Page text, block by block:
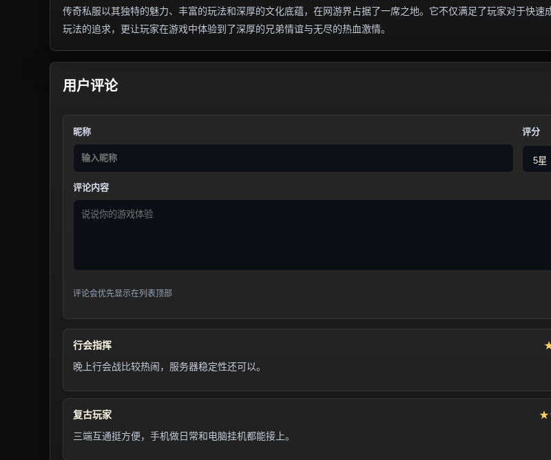
传奇私服以其独特的魅力、丰富的玩法和深厚的文化底蕴，在网游界占据了一席之地。它不仅满足了玩家对于快速
玩法的追求，更让玩家在游戏中体验到了深厚的兄弟情谊与无尽的热血激情。
用户评论
昵称 评分
评论内容
评论会优先显示在列表顶部
行会指挥
晚上行会战比较热闹，服务器稳定性还可以。
复古玩家
三端互通挺方便，手机做日常和电脑挂机都能接上。